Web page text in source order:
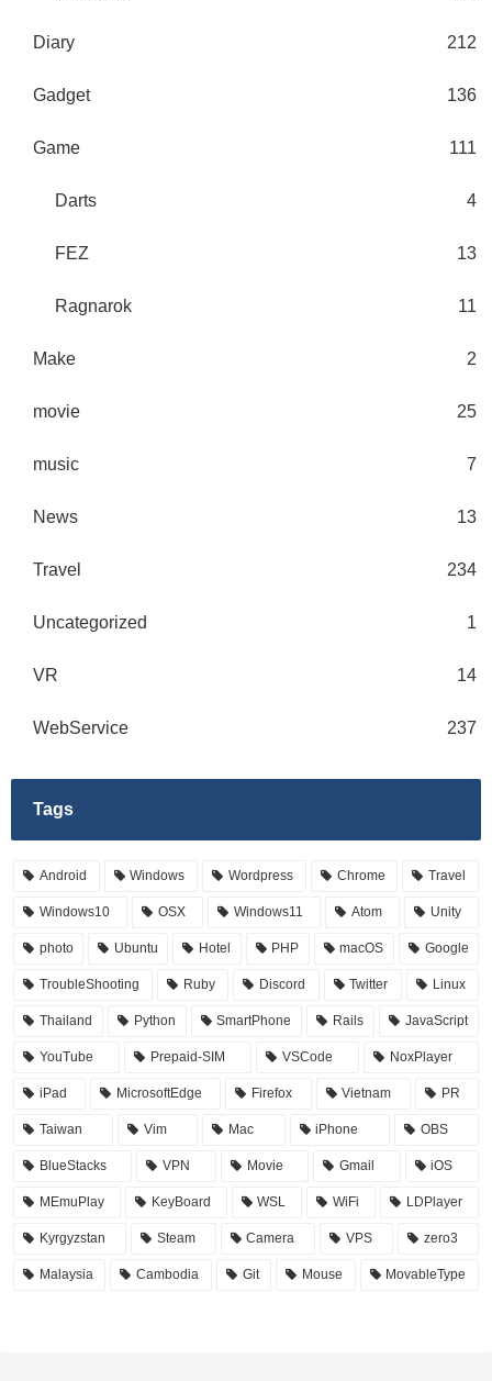
Diary 212
Gadget 136
Game 111
Darts 4
FEZ 13
Ragnarok 11
Make 2
movie 25
music 7
News 13
Travel 234
Uncategorized 1
VR 14
WebService 237
Tags
Android Windows Wordpress Chrome Travel
Windows10 OSX Windows11 Atom Unity
photo Ubuntu Hotel PHP macOS Google
TroubleShooting Ruby Discord Twitter Linux
Thailand Python SmartPhone Rails JavaScript
YouTube Prepaid-SIM VSCode NoxPlayer
iPad MicrosoftEdge Firefox Vietnam PR
Taiwan Vim Mac iPhone OBS
BlueStacks VPN Movie Gmail iOS
MEmuPlay KeyBoard WSL WiFi LDPlayer
Kyrgyzstan Steam Camera VPS zero3
Malaysia Cambodia Git Mouse MovableType